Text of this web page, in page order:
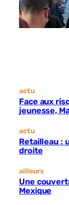
actu
Face aux
jeunesse,
actu
Retailleau :
droite
ailleurs
Une
Mexique